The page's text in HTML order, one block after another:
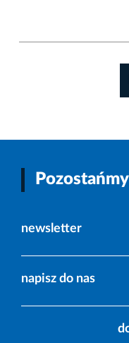
newsletter
napisz do nas